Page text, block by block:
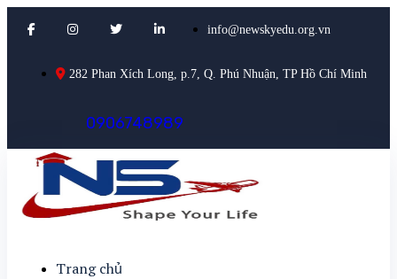
info@newskyedu.org.vn
282 Phan Xích Long, p.7, Q. Phú Nhuận, TP Hồ Chí Minh
0906748989
Trang chủ